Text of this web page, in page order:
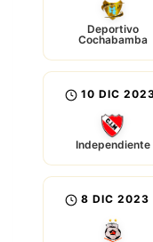
Deportivo
Cochabamba
10 DIC
Independiente
8 DIC 2023